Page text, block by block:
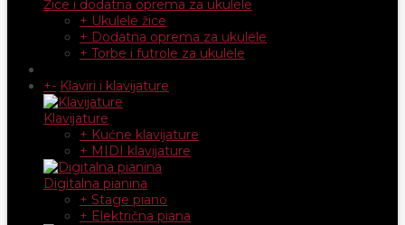
Žice i dodatna oprema za ukulele
+ Ukulele žice
+ Dodatna oprema za ukulele
+ Torbe i futrole za ukulele
+- Klaviri i klavijature
Klavijature
+ Kućne klavijature
+ MIDI klavijature
Digitalna pianina
+ Stage piano
+ Električna piana